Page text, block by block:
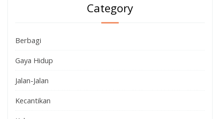
Category
Berbagi
Gaya Hidup
Jalan-Jalan
Kecantikan